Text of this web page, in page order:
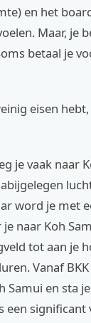
en het
Maar, je
betaal je
eisen
je vaak naar
word je met
naar Koh
tot aan je
Vanaf
Samui en sta
een significant